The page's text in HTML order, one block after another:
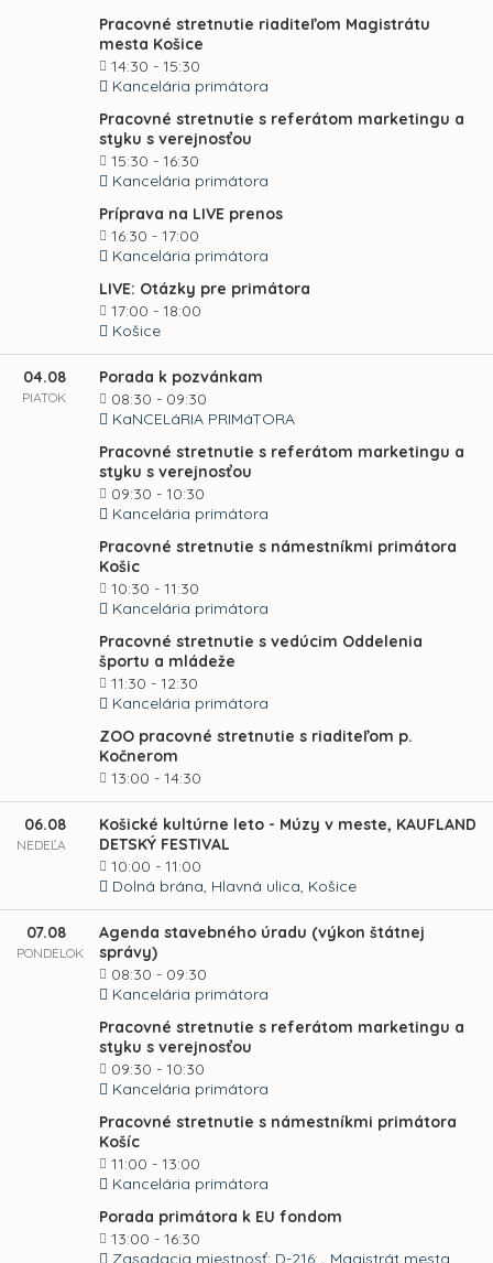
Pracovné stretnutie riaditeľom Magistrátu
mesta Košice
14:30 - 15:30
Kancelária primátora
Pracovné stretnutie s referátom marketingu a
styku s verejnosťou
15:30 - 16:30
Kancelária primátora
Príprava na LIVE prenos
16:30 - 17:00
Kancelária primátora
LIVE: Otázky pre primátora
17:00 - 18:00
Košice
04.08
PIATOK
Porada k pozvánkam
08:30 - 09:30
KaNCELáRIA PRIMáTORA
Pracovné stretnutie s referátom marketingu a
styku s verejnosťou
09:30 - 10:30
Kancelária primátora
Pracovné stretnutie s námestníkmi primátora
Košic
10:30 - 11:30
Kancelária primátora
Pracovné stretnutie s vedúcim Oddelenia
športu a mládeže
11:30 - 12:30
Kancelária primátora
ZOO pracovné stretnutie s riaditeľom p.
Kočnerom
13:00 - 14:30
06.08
NEDEĽA
Košické kultúrne leto - Múzy v meste, KAUFLAND
DETSKÝ FESTIVAL
10:00 - 11:00
Dolná brána, Hlavná ulica, Košice
07.08
PONDELOK
Agenda stavebného úradu (výkon štátnej
správy)
08:30 - 09:30
Kancelária primátora
Pracovné stretnutie s referátom marketingu a
styku s verejnosťou
09:30 - 10:30
Kancelária primátora
Pracovné stretnutie s námestníkmi primátora
Košíc
11:00 - 13:00
Kancelária primátora
Porada primátora k EU fondom
13:00 - 16:30
Zasadacia miestnosť; D-216; , Magistrát mesta